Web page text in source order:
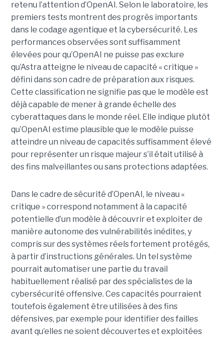
retenu l’attention d’OpenAI. Selon le laboratoire, les
premiers tests montrent des progrès importants
dans le codage agentique et la cybersécurité. Les
performances observées sont suffisamment
élevées pour qu’OpenAI ne puisse pas exclure
qu’Astra atteigne le niveau de capacité « critique »
défini dans son cadre de préparation aux risques.
Cette classification ne signifie pas que le modèle est
déjà capable de mener à grande échelle des
cyberattaques dans le monde réel. Elle indique plutôt
qu’OpenAI estime plausible que le modèle puisse
atteindre un niveau de capacités suffisamment élevé
pour représenter un risque majeur s’il était utilisé à
des fins malveillantes ou sans protections adaptées.
Dans le cadre de sécurité d’OpenAI, le niveau «
critique » correspond notamment à la capacité
potentielle d’un modèle à découvrir et exploiter de
manière autonome des vulnérabilités inédites, y
compris sur des systèmes réels fortement protégés,
à partir d’instructions générales. Un tel système
pourrait automatiser une partie du travail
habituellement réalisé par des spécialistes de la
cybersécurité offensive. Ces capacités pourraient
toutefois également être utilisées à des fins
défensives, par exemple pour identifier des failles
avant qu’elles ne soient découvertes et exploitées